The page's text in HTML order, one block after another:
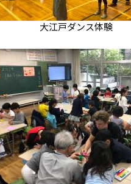
大江戸ダンス体験